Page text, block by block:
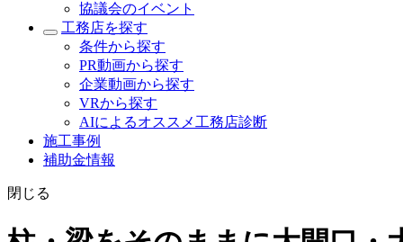
協議会のイベント
工務店を探す
条件から探す
PR動画から探す
企業動画から探す
VRから探す
AIによるオススメ工務店診断
施工事例
補助金情報
閉じる